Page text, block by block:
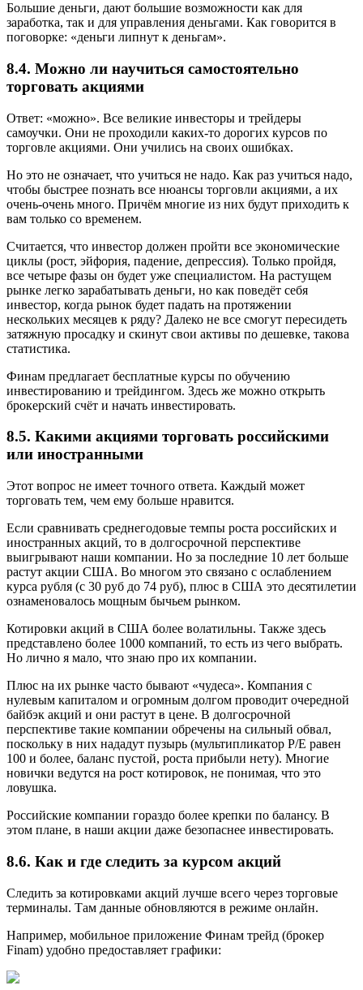
Большие деньги, дают большие возможности как для
заработка, так и для управления деньгами. Как говорится в
поговорке: «деньги липнут к деньгам».
8.4. Можно ли научиться самостоятельно
торговать акциями
Ответ: «можно». Все великие инвесторы и трейдеры
самоучки. Они не проходили каких-то дорогих курсов по
торговле акциями. Они учились на своих ошибках.
Но это не означает, что учиться не надо. Как раз учиться надо,
чтобы быстрее познать все нюансы торговли акциями, а их
очень-очень много. Причём многие из них будут приходить к
вам только со временем.
Считается, что инвестор должен пройти все экономические
циклы (рост, эйфория, падение, депрессия). Только пройдя,
все четыре фазы он будет уже специалистом. На растущем
рынке легко зарабатывать деньги, но как поведёт себя
инвестор, когда рынок будет падать на протяжении
нескольких месяцев к ряду? Далеко не все смогут пересидеть
затяжную просадку и скинут свои активы по дешевке, такова
статистика.
Финам предлагает бесплатные курсы по обучению
инвестированию и трейдингом. Здесь же можно открыть
брокерский счёт и начать инвестировать.
8.5. Какими акциями торговать российскими
или иностранными
Этот вопрос не имеет точного ответа. Каждый может
торговать тем, чем ему больше нравится.
Если сравнивать среднегодовые темпы роста российских и
иностранных акций, то в долгосрочной перспективе
выигрывают наши компании. Но за последние 10 лет больше
растут акции США. Во многом это связано с ослаблением
курса рубля (с 30 руб до 74 руб), плюс в США это десятилетии
ознаменовалось мощным бычьем рынком.
Котировки акций в США более волатильны. Также здесь
представлено более 1000 компаний, то есть из чего выбрать.
Но лично я мало, что знаю про их компании.
Плюс на их рынке часто бывают «чудеса». Компания с
нулевым капиталом и огромным долгом проводит очередной
байбэк акций и они растут в цене. В долгосрочной
перспективе такие компании обречены на сильный обвал,
поскольку в них нададут пузырь (мультипликатор P/E равен
100 и более, баланс пустой, роста прибыли нету). Многие
новички ведутся на рост котировок, не понимая, что это
ловушка.
Российские компании гораздо более крепки по балансу. В
этом плане, в наши акции даже безопаснее инвестировать.
8.6. Как и где следить за курсом акций
Следить за котировками акций лучше всего через торговые
терминалы. Там данные обновляются в режиме онлайн.
Например, мобильное приложение Финам трейд (брокер
Finam) удобно предоставляет графики: